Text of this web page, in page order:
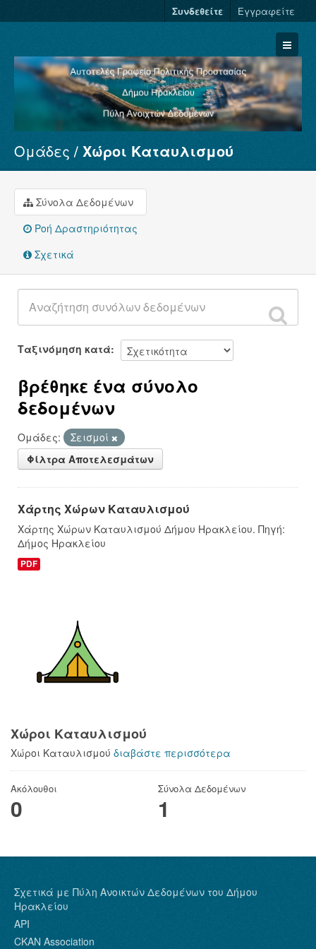
Συνδεθείτε Εγγραφείτε
Σύνολα Δεδομένων
Φορείς
Ομάδες
Σχετικά
Ομάδες Χώροι Καταυλισμού
Σύνολα Δεδομένων
Ροή Δραστηριότητας
Σχετικά
Ταξινόμηση κατά
βρέθηκε ένα σύνολο
δεδομένων
Ομάδες:
Σεισμοί
Φίλτρα Αποτελεσμάτων
Χάρτης Χώρων Καταυλισμού
Χάρτης Χώρων Καταυλισμού Δήμου Ηρακλείου. Πηγή:
Δήμος Ηρακλείου
PDF
Χώροι Καταυλισμού
Χώροι Καταυλισμού διαβάστε περισσότερα
Ακόλουθοι
0
Σύνολα Δεδομένων
1
Σχετικά με Πύλη Ανοικτών Δεδομένων του Δήμου
Ηρακλείου
API
CKAN Association